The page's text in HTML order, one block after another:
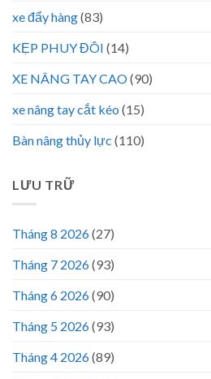
xe đẩy hàng(83)
KẸP PHUY ĐÔI (14)
XE NÂNG TAY CAO(90)
xe nâng tay cắt kéo (15)
Bàn nâng thủy lực (110)
LƯU TRỮ
Tháng 8 2026(27)
Tháng 7 2026(93)
Tháng 6 2026(90)
Tháng 5 2026(93)
Tháng 4 2026(89)